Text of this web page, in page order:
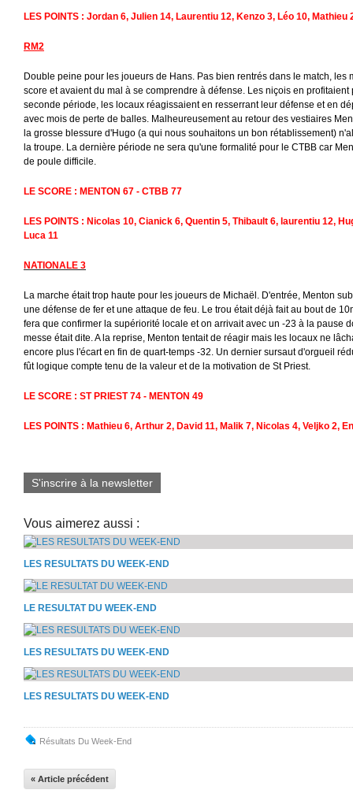
LES POINTS : Jordan 6, Julien 14, Laurentiu 12, Kenzo 3, Léo 10, Mathieu
RM2
Double peine pour les joueurs de Hans. Pas bien rentrés dans le match, les
score et avaient du mal à se comprendre à défense. Les niçois en
seconde période, les locaux réagissaient en resserrant leur défense et en
avec mois de perte de balles. Malheureusement au retour des vestiaires
la grosse blessure d'Hugo (a qui nous souhaitons un bon rétablissement)
la troupe. La dernière période ne sera qu'une formalité pour le CTBB car
de poule difficile.
LE SCORE : MENTON 67 - CTBB 77
LES POINTS : Nicolas 10, Cianick 6, Quentin 5, Thibault 6, laurentiu 12,
Luca 11
NATIONALE 3
La marche était trop haute pour les joueurs de Michaël. D'entrée, Menton
une défense de fer et une attaque de feu. Le trou était déjà fait au bout de
fera que confirmer la supériorité locale et on arrivait avec un -23 à la pause
messe était dite. A la reprise, Menton tentait de réagir mais les locaux ne
encore plus l'écart en fin de quart-temps -32. Un dernier sursaut d'orgueil
fût logique compte tenu de la valeur et de la motivation de St Priest.
LE SCORE : ST PRIEST 74 - MENTON 49
LES POINTS : Mathieu 6, Arthur 2, David 11, Malik 7, Nicolas 4, Veljko 2,
S'inscrire à la newsletter
Vous aimerez aussi :
LES RESULTATS DU WEEK-END
LE RESULTAT DU WEEK-END
LES RESULTATS DU WEEK-END
LES RESULTATS DU WEEK-END
Résultats Du Week-End
« Article précédent